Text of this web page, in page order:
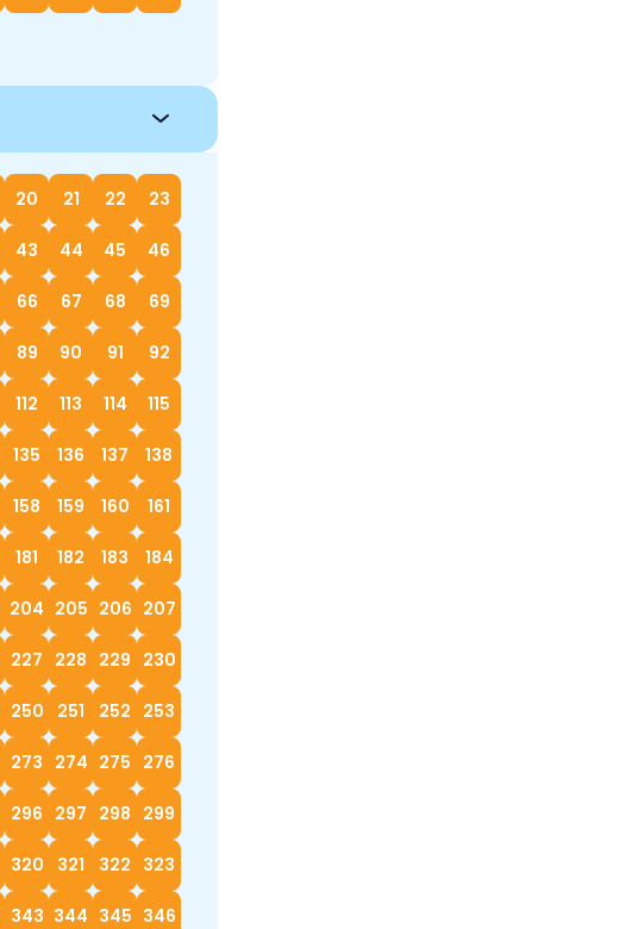
20 21 22 23
43 44 45 46
66 67 68 69
89 90 91 92
112 113 114 115
135 136 137 138
158 159 160 161
181 182 183 184
204 205 206 207
227 228 229 230
250 251 252 253
273 274 275 276
296 297 298 299
320 321 322 323
343 344 345 346